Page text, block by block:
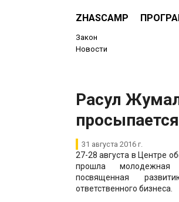
ZHASCAMP
Закон
Новости
Расул
31 августа 2016 г.
27-28 августа в Центре
прошла молодежная
посвященная
ответственного бизнеса.